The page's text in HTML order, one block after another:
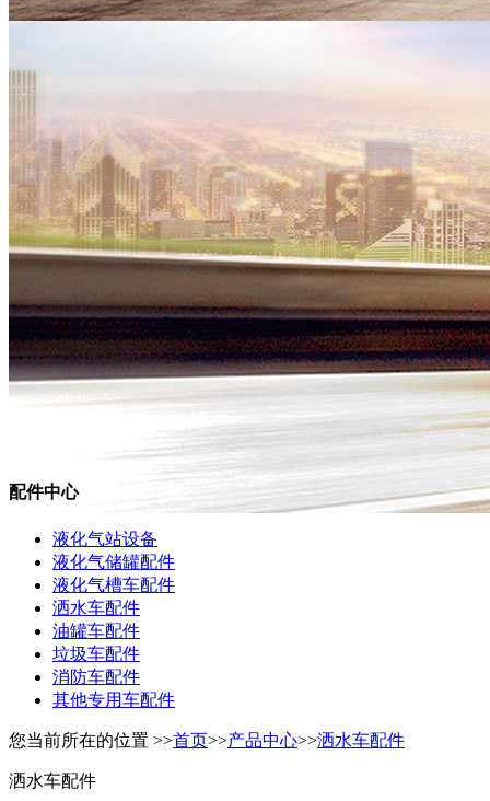
配件中心
液化气站设备
液化气储罐配件
液化气槽车配件
洒水车配件
油罐车配件
垃圾车配件
消防车配件
其他专用车配件
您当前所在的位置 >>首页>>产品中心>>洒水车配件
洒水车配件